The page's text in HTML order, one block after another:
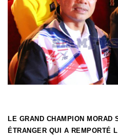
LE GRAND CHAMPION MORAD
ÉTRANGER QUI A REMPORTÉ